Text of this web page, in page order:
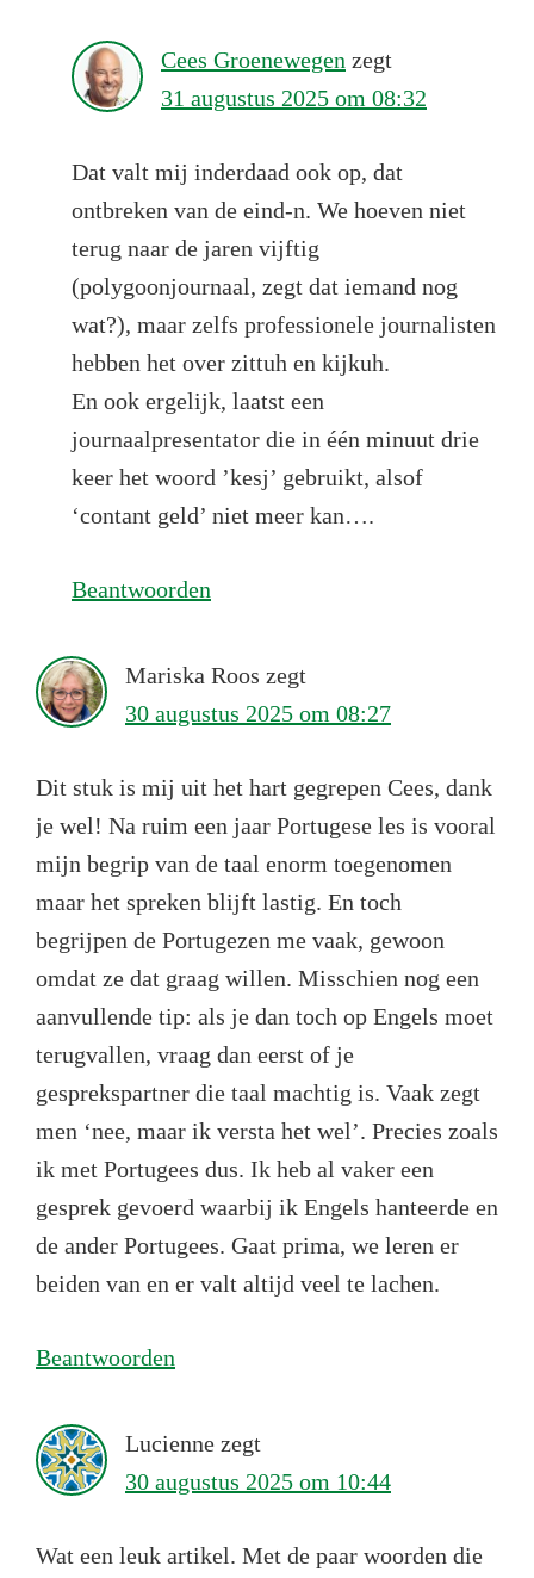
Cees Groenewegen zegt
31 augustus 2025 om 08:32
Dat valt mij inderdaad ook op, dat
ontbreken van de eind-n. We hoeven niet
terug naar de jaren vijftig
(polygoonjournaal, zegt dat iemand nog
wat?), maar zelfs professionele journalisten
hebben het over zittuh en kijkuh.
En ook ergelijk, laatst een
journaalpresentator die in één minuut drie
keer het woord ’kesj’ gebruikt, alsof
‘contant geld’ niet meer kan….
Beantwoorden
Mariska Roos zegt
30 augustus 2025 om 08:27
Dit stuk is mij uit het hart gegrepen Cees, dank
je wel! Na ruim een jaar Portugese les is vooral
mijn begrip van de taal enorm toegenomen
maar het spreken blijft lastig. En toch
begrijpen de Portugezen me vaak, gewoon
omdat ze dat graag willen. Misschien nog een
aanvullende tip: als je dan toch op Engels moet
terugvallen, vraag dan eerst of je
gesprekspartner die taal machtig is. Vaak zegt
men ‘nee, maar ik versta het wel’. Precies zoals
ik met Portugees dus. Ik heb al vaker een
gesprek gevoerd waarbij ik Engels hanteerde en
de ander Portugees. Gaat prima, we leren er
beiden van en er valt altijd veel te lachen.
Beantwoorden
Lucienne zegt
30 augustus 2025 om 10:44
Wat een leuk artikel. Met de paar woorden die